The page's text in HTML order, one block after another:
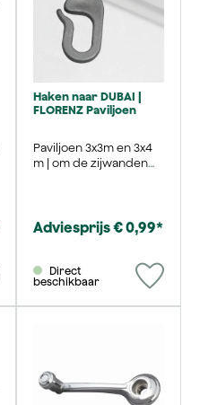
Haken naar DUBAI |
FLORENZ Paviljoen
Paviljoen 3x3m en 3x4
m | om de zijwanden
Adviesprijs € 0,99*
beschikbaar